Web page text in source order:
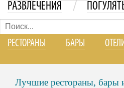
РАЗВЛЕЧЕНИЯ /
РЕСТОРАНЫ БАРЫ ОТЕЛИ
Лучшие рестораны, бары